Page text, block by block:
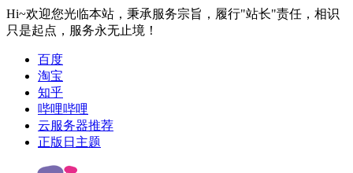
Hi~欢迎您光临本站，秉承服务宗旨，履行"站长"责任，相识
只是起点，服务永无止境！
百度
淘宝
知乎
哔哩哔哩
云服务器推荐
正版日主题